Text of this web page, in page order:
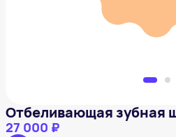
Отбеливающая зубная
27 000 ₽